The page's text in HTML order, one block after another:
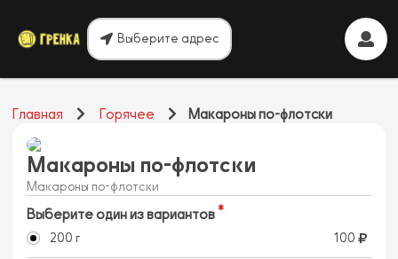
Выберите адрес
Главная Горячее Макароны по-флотски
Макароны по-флотски
Макароны по-флотски
Выберите один из вариантов
200 г 100